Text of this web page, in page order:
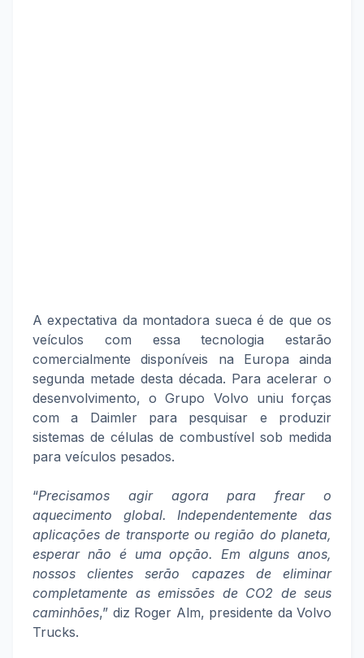
A expectativa da montadora sueca é de que os
veículos com essa tecnologia estarão
comercialmente disponíveis na Europa ainda
segunda metade desta década. Para acelerar o
desenvolvimento, o Grupo Volvo uniu forças
com a Daimler para pesquisar e produzir
sistemas de células de combustível sob medida
para veículos pesados.
“Precisamos agir agora para frear o
aquecimento global. Independentemente das
aplicações de transporte ou região do planeta,
esperar não é uma opção. Em alguns anos,
nossos clientes serão capazes de eliminar
completamente as emissões de CO2 de seus
caminhões,” diz Roger Alm, presidente da Volvo
Trucks.